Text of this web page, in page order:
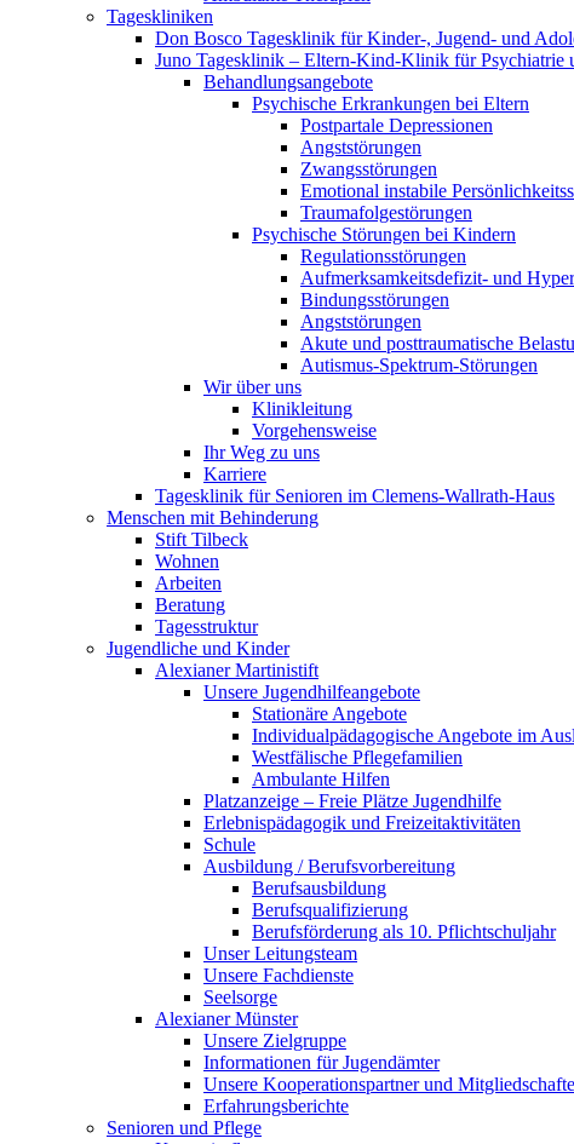
Tageskliniken
Don Bosco Tagesklinik für Kinder-, Jugend- und
Juno Tagesklinik – Eltern-Kind-Klinik für Psychiatrie
Behandlungsangebote
Psychische Erkrankungen bei Eltern
Postpartale Depressionen
Angststörungen
Zwangsstörungen
Emotional instabile
Traumafolgestörungen
Psychische Störungen bei Kindern
Regulationsstörungen
Aufmerksamkeitsdefizit- und
Bindungsstörungen
Angststörungen
Akute und posttraumatische
Autismus-Spektrum-Störungen
Wir über uns
Klinikleitung
Vorgehensweise
Ihr Weg zu uns
Karriere
Tagesklinik für Senioren im Clemens-Wallrath-Haus
Menschen mit Behinderung
Stift Tilbeck
Wohnen
Arbeiten
Beratung
Tagesstruktur
Jugendliche und Kinder
Alexianer Martinistift
Unsere Jugendhilfeangebote
Stationäre Angebote
Individualpädagogische Angebote im
Westfälische Pflegefamilien
Ambulante Hilfen
Platzanzeige – Freie Plätze Jugendhilfe
Erlebnispädagogik und Freizeitaktivitäten
Schule
Ausbildung / Berufsvorbereitung
Berufsausbildung
Berufsqualifizierung
Berufsförderung als 10. Pflichtschuljahr
Unser Leitungsteam
Unsere Fachdienste
Seelsorge
Alexianer Münster
Unsere Zielgruppe
Informationen für Jugendämter
Unsere Kooperationspartner und
Erfahrungsberichte
Senioren und Pflege